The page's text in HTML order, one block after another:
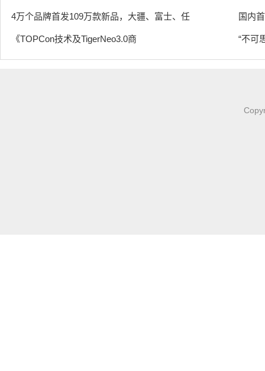
4万个品牌首发109万款新品，大疆、富士、任 国内
《TOPCon技术及TigerNeo3.0商 “不可